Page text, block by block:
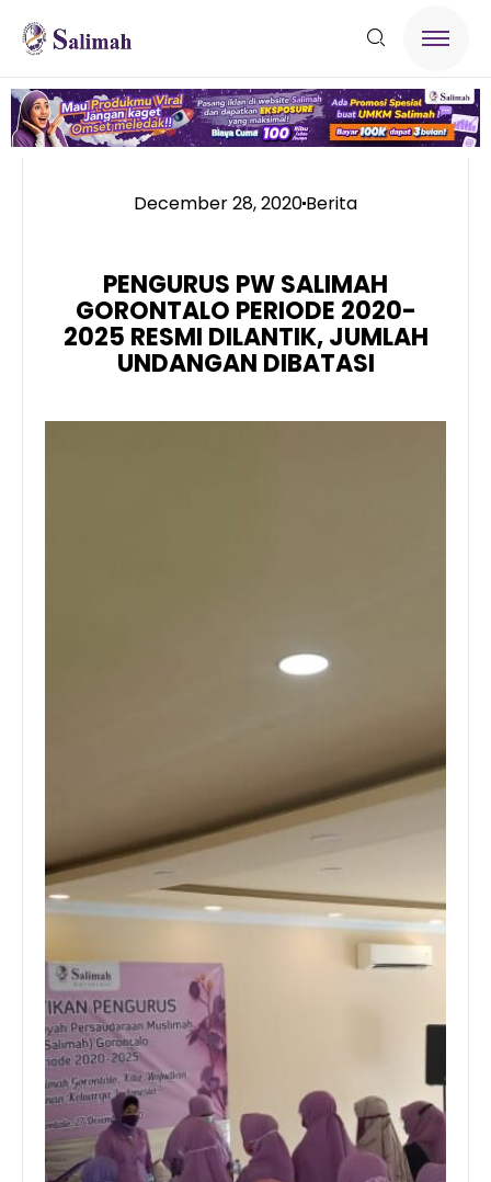
December 28, 2020Berita
PENGURUS PW SALIMAH
GORONTALO PERIODE 2020-
2025 RESMI DILANTIK, JUMLAH
UNDANGAN DIBATASI